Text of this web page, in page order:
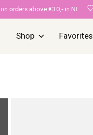
orders above €30,- in NL
Shop Favorites